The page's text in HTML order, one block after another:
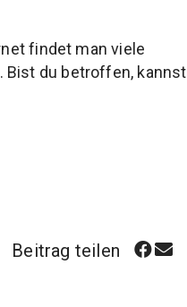
findet man viele
Bist du betroffen, kannst
Beitrag teilen